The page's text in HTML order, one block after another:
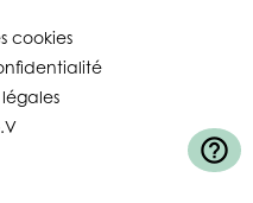
cookies
help_outline